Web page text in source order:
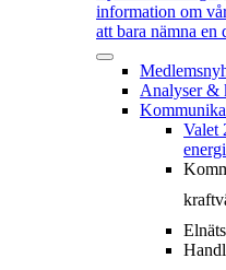
information om
att bara nämna en
Analyser &
Valet